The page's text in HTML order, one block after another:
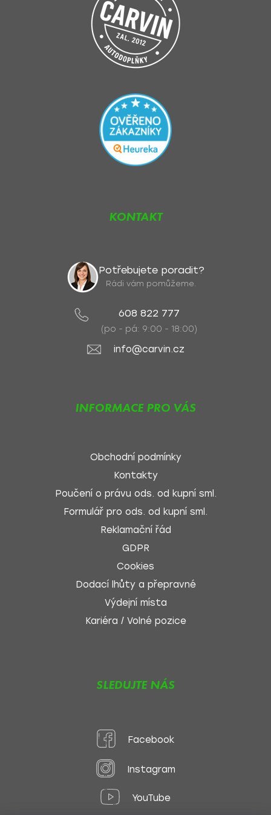
KONTAKT
Potřebujete poradit?
Rádi vám pomůžeme.
608 822 777
(po - pá: 9:00 - 18:00)
info@carvin.cz
INFORMACE PRO VÁS
Obchodní podmínky
Kontakty
Poučení o právu ods. od kupní sml.
Formulář pro ods. od kupní sml.
Reklamační řád
GDPR
Cookies
Dodací lhůty a přepravné
Výdejní místa
Kariéra / Volné pozice
SLEDUJTE NÁS
Facebook
Instagram
YouTube